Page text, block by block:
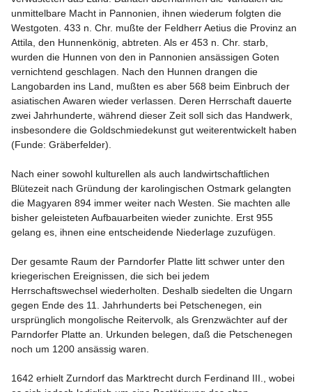
unmittelbare Macht in Pannonien, ihnen wiederum folgten die
Westgoten. 433 n. Chr. mußte der Feldherr Aetius die Provinz an
Attila, den Hunnenkönig, abtreten. Als er 453 n. Chr. starb,
wurden die Hunnen von den in Pannonien ansässigen Goten
vernichtend geschlagen. Nach den Hunnen drangen die
Langobarden ins Land, mußten es aber 568 beim Einbruch der
asiatischen Awaren wieder verlassen. Deren Herrschaft dauerte
zwei Jahrhunderte, während dieser Zeit soll sich das Handwerk,
insbesondere die Goldschmiedekunst gut weiterentwickelt haben
(Funde: Gräberfelder).
Nach einer sowohl kulturellen als auch landwirtschaftlichen
Blütezeit nach Gründung der karolingischen Ostmark gelangten
die Magyaren 894 immer weiter nach Westen. Sie machten alle
bisher geleisteten Aufbauarbeiten wieder zunichte. Erst 955
gelang es, ihnen eine entscheidende Niederlage zuzufügen.
Der gesamte Raum der Parndorfer Platte litt schwer unter den
kriegerischen Ereignissen, die sich bei jedem
Herrschaftswechsel wiederholten. Deshalb siedelten die Ungarn
gegen Ende des 11. Jahrhunderts bei Petschenegen, ein
ursprünglich mongolische Reitervolk, als Grenzwächter auf der
Parndorfer Platte an. Urkunden belegen, daß die Petschenegen
noch um 1200 ansässig waren.
1642 erhielt Zurndorf das Marktrecht durch Ferdinand III., wobei